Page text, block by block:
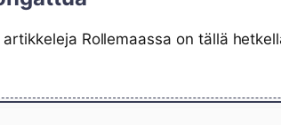
Rollemaassa on tällä